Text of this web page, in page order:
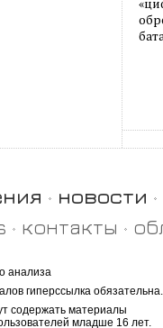
новости
контакты
анализа
гиперссылка обязательна.
содержать материалы
младше 16 лет.